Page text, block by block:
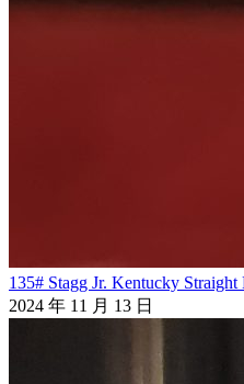
135# Stagg Jr. Kentucky
2024 年 11 月 13 日